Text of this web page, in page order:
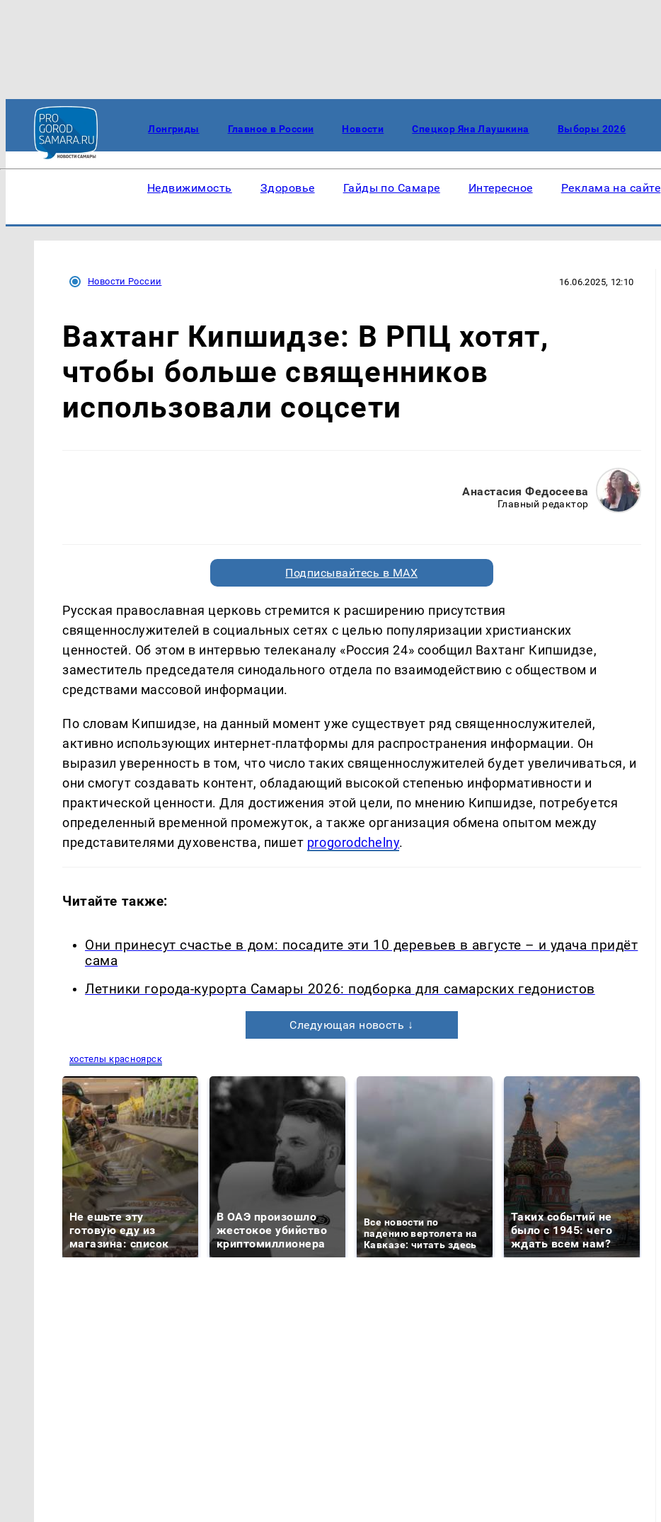
Лонгриды Главное в России Новости Спецкор Яна Лаушкина Выборы 2026
Недвижимость Здоровье Гайды по Самаре Интересное Реклама на сайте
Новости России 16.06.2025, 12:10
Вахтанг Кипшидзе: В РПЦ хотят,
чтобы больше священников
использовали соцсети
Анастасия Федосеева
Главный редактор
Подписывайтесь в MAX
Русская православная церковь стремится к расширению присутствия
священнослужителей в социальных сетях с целью популяризации христианских
ценностей. Об этом в интервью телеканалу «Россия 24» сообщил Вахтанг Кипшидзе,
заместитель председателя синодального отдела по взаимодействию с обществом и
средствами массовой информации.
По словам Кипшидзе, на данный момент уже существует ряд священнослужителей,
активно использующих интернет-платформы для распространения информации. Он
выразил уверенность в том, что число таких священнослужителей будет увеличиваться, и
они смогут создавать контент, обладающий высокой степенью информативности и
практической ценности. Для достижения этой цели, по мнению Кипшидзе, потребуется
определенный временной промежуток, а также организация обмена опытом между
представителями духовенства, пишет progorodchelny.
Читайте также:
Они принесут счастье в дом: посадите эти 10 деревьев в августе – и удача придёт
сама
Летники города-курорта Самары 2026: подборка для самарских гедонистов
Следующая новость ↓
хостелы красноярск
Не ешьте эту
готовую еду из
магазина: список
В ОАЭ произошло
жестокое убийство
криптомиллионера
Все новости по
падению вертолета на
Кавказе: читать здесь
Таких событий не
было с 1945: чего
ждать всем нам?